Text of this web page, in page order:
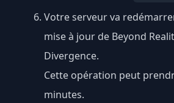
Votre serveur va
mise à jour de Beyond
Divergence.
Cette opération peut
minutes.